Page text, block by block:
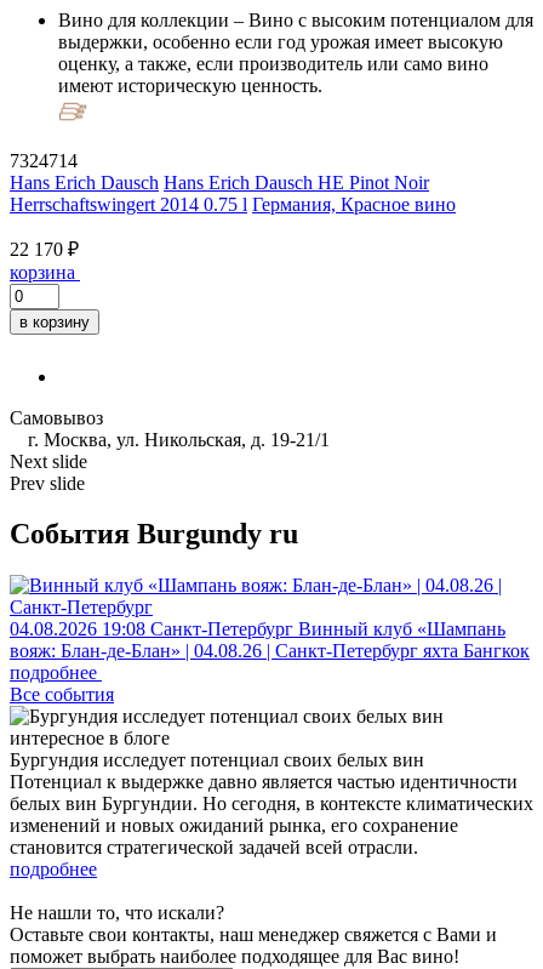
Вино для коллекции – Вино с высоким потенциалом для
выдержки, особенно если год урожая имеет высокую
оценку, а также, если производитель или само вино
имеют историческую ценность.
7324714
Hans Erich Dausch Hans Erich Dausch HE Pinot Noir
Herrschaftswingert 2014 0.75 l Германия, Красное вино
22 170 ₽
корзина
в корзину
Самовывоз
г. Москва, ул. Никольская, д. 19-21/1
Next slide
Prev slide
События Burgundy ru
04.08.2026 19:08 Санкт-Петербург Винный клуб «Шампань
вояж: Блан-де-Блан» | 04.08.26 | Санкт-Петербург яхта Бангкок
подробнее
Все события
интересное в блоге
Бургундия исследует потенциал своих белых вин
Потенциал к выдержке давно является частью идентичности
белых вин Бургундии. Но сегодня, в контексте климатических
изменений и новых ожиданий рынка, его сохранение
становится стратегической задачей всей отрасли.
подробнее
Не нашли то, что искали?
Оставьте свои контакты, наш менеджер свяжется с Вами и
поможет выбрать наиболее подходящее для Вас вино!